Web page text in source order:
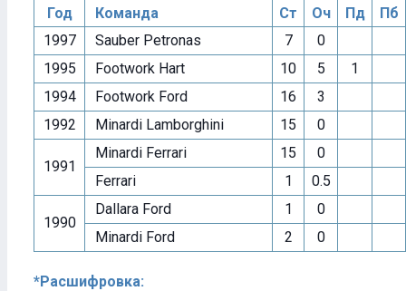
Год Команда Ст Оч Пд
Пб
1997
Sauber Petronas 7
0
1995
Footwork Hart 10 5
1
1994
Footwork Ford 16
3
1992
Minardi Lamborghini 15 0
1991
Minardi Ferrari 15
0
Ferrari
1 0.5
1990
Dallara Ford 1
0
Minardi Ford
2 0
*Расшифровка: